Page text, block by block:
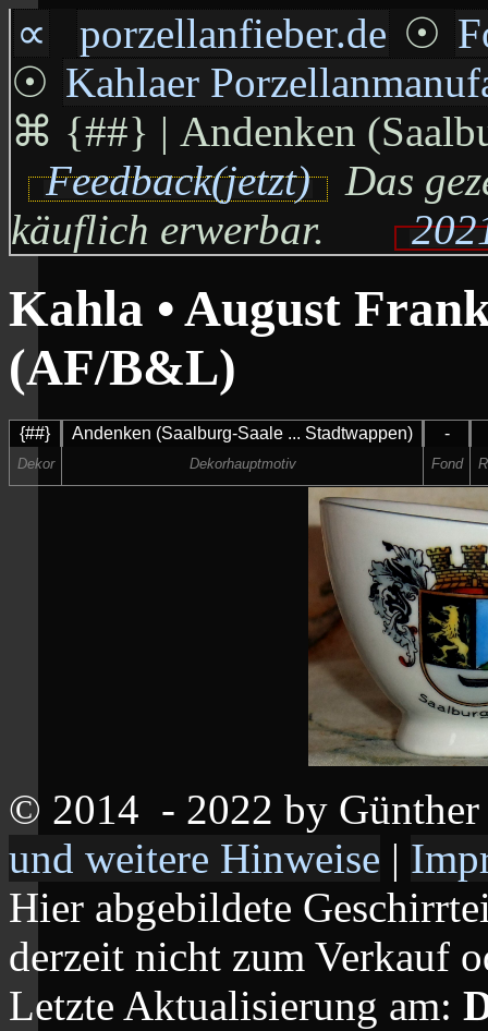
∝ porzellanfieber.de ☉
☉ Kahlaer
⌘ {##} | Andenken
Feedback(jetzt)
Das
käuflich erwerbar.
Kahla • August
(AF/B&L)
{##} Andenken (Saalburg-Saale ... Stadtwappen) -
Dekor Dekorhauptmotiv Fond
© 2014 - 2022 by
und weitere Hinweise |
Hier abgebildete
derzeit nicht zum Verkauf
Letzte Aktualisierung am: